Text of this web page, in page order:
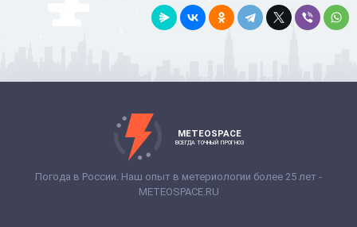
METEOSPACE
ВСЕГДА ТОЧНЫЙ ПРОГНОЗ
Погода в России. Наш опыт в метериологии более 25 лет -
METEOSPACE.RU